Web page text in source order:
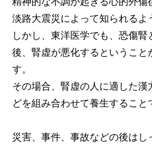
淡路大震災によって知られるよ
しかし、東洋医学でも、恐傷
後、腎虚が悪化するということ
す。
その場合、腎虚の人に適した
どを組み合わせて養生すること
災害、事件、事故などの後はし